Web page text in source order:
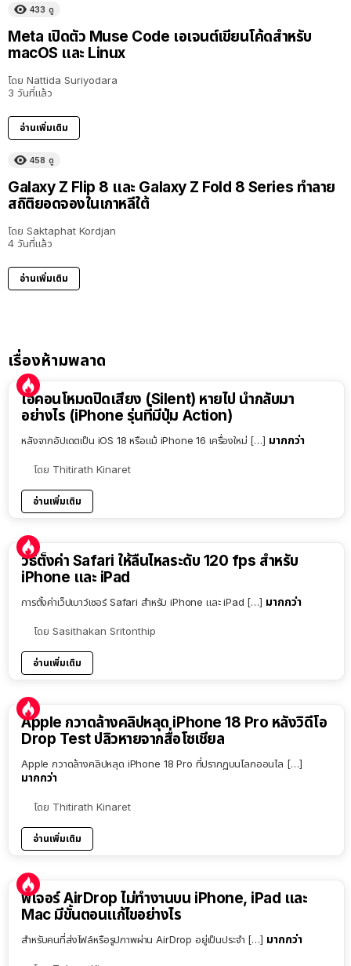
433 ดู
Meta เปิดตัว Muse Code เอเจนต์เขียนโค้ดสำหรับ
macOS และ Linux
โดย Nattida Suriyodara
3 วันที่แล้ว
อ่านเพิ่มเติม
458 ดู
Galaxy Z Flip 8 และ Galaxy Z Fold 8 Series ทำลาย
สถิติยอดจองในเกาหลีใต้
โดย Saktaphat Kordjan
4 วันที่แล้ว
อ่านเพิ่มเติม
เรื่องห้ามพลาด
ไอคอนโหมดปิดเสียง (Silent) หายไป นำกลับมา
อย่างไร (iPhone รุ่นที่มีปุ่ม Action)
หลังจากอัปเดตเป็น iOS 18 หรือแม้ iPhone 16 เครื่องใหม่ […] มากกว่า
โดย Thitirath Kinaret
อ่านเพิ่มเติม
วิธีตั้งค่า Safari ให้ลื่นไหลระดับ 120 fps สำหรับ
iPhone และ iPad
การตั้งค่าเว็ปเบาว์เซอร์ Safari สำหรับ iPhone และ iPad […] มากกว่า
โดย Sasithakan Sritonthip
อ่านเพิ่มเติม
Apple กวาดล้างคลิปหลุด iPhone 18 Pro หลังวิดีโอ
Drop Test ปลิวหายจากสื่อโซเชียล
Apple กวาดล้างคลิปหลุด iPhone 18 Pro ที่ปรากฏบนโลกออนไล […]
มากกว่า
โดย Thitirath Kinaret
อ่านเพิ่มเติม
ฟีเจอร์ AirDrop ไม่ทำงานบน iPhone, iPad และ
Mac มีขั้นตอนแก้ไขอย่างไร
สำหรับคนที่ส่งไฟล์หรือรูปภาพผ่าน AirDrop อยู่เป็นประจำ […] มากกว่า